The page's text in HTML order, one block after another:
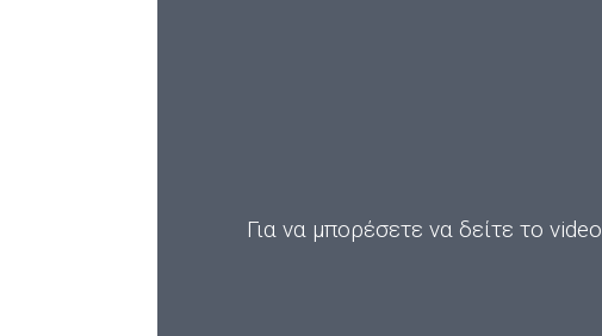
Για να μπορέσετε να δείτε το video